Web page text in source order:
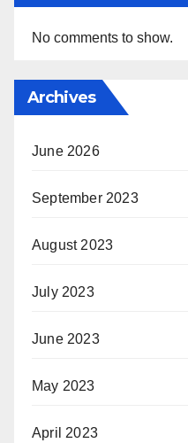
No comments to show.
Archives
June 2026
September 2023
August 2023
July 2023
June 2023
May 2023
April 2023